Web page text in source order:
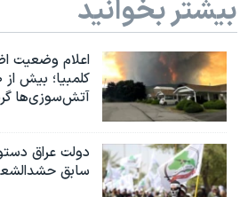
بیشتر بخوانید
اعلام وضعیت
آتش‌سوزی‌ها
دولت عراق
سابق